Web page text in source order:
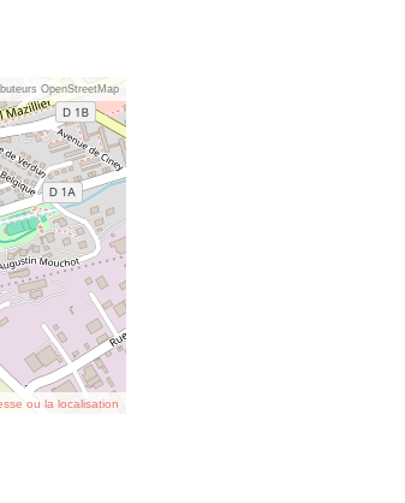
OpenStreetMap
ou la localisation